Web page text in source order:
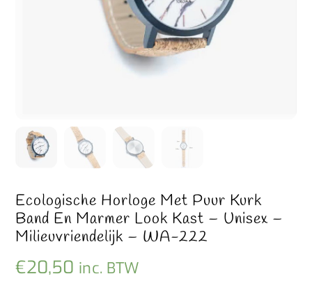
Ecologische Horloge Met Puur Kurk
Band En Marmer Look Kast – Unisex –
Milieuvriendelijk – WA-222
€20,50 inc. BTW